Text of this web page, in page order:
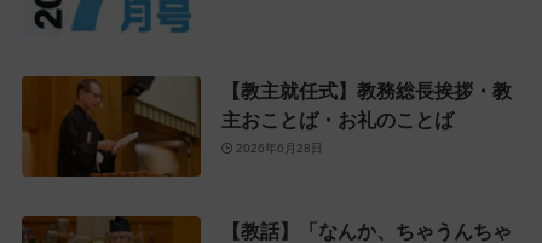
【教主就任式】教務総長挨拶・教
主おことば・お礼のことば
2026年6月28日
【教話】「なんか、ちゃうんちゃ